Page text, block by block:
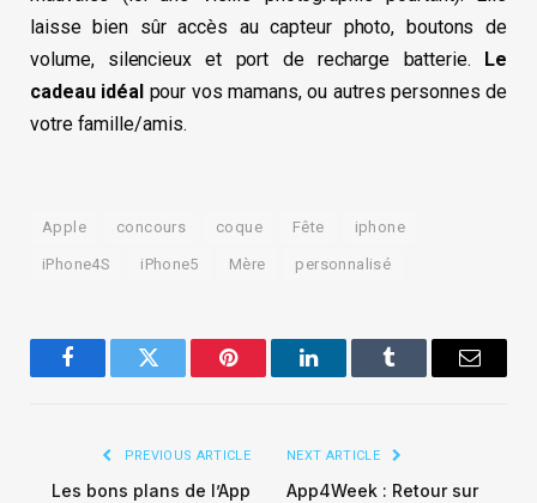
laisse bien sûr accès au capteur photo, boutons de
volume, silencieux et port de recharge batterie. Le
cadeau idéalpour vos mamans, ou autres personnes de
votre famille/amis.
Apple concours coque Fête iphone
iPhone4S iPhone5 Mère personnalisé
FacebookTwitter Pinterest LinkedInTumblr Email
PREVIOUS ARTICLE
Les bons plans de l’App
NEXT ARTICLE
App4Week : Retour sur